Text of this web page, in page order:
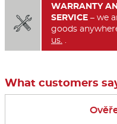

WARRANTY
SERVICE – we
goods
us. .
What customers